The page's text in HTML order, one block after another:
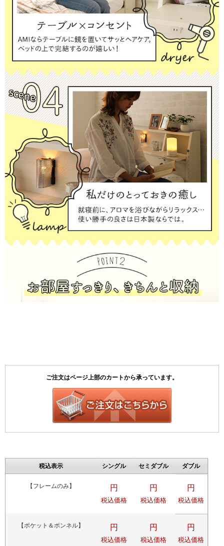
税込表示 シングル セミダブル ダブル
【フレームのみ】 円
税込価格
円
税込価格
円
税込価格
【ポケット＆ボンネル】 円
税込価格
円
税込価格
円
税込価格